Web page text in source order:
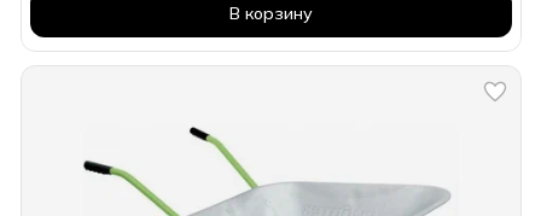
В корзину